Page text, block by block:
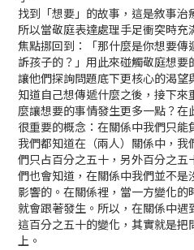
找到「想要」的故事，這是敘事治
所以當敬庭表達處理手足衝突時
焦點挪回到：「那什麼是你想要
訴孩子的？」用此來碰觸敬庭想要
讓他們探詢問題底下更核心的渴望
知道自己想傳遞什麼之後，接下
麼讓想要的事情發生更多一點？
很重要的概念：在關係中我們只能
我們都知道在（兩人）關係中，
們只占百分之五十，另外百分之
們也會知道，在關係中我們並不
影響的。在關係裡，當一方變化
就會跟著發生。所以，在關係中
這百分之五十的變化，其實就是把
上。